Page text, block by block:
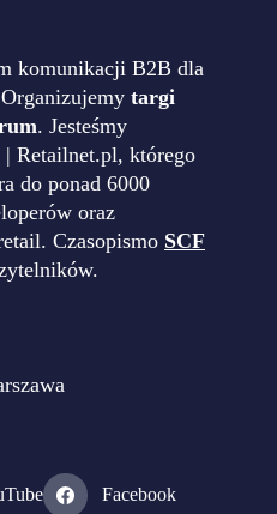
komunikacji B2B dla
targi
. Jesteśmy
Retailnet.pl, którego
do ponad 6000
oraz
Czasopismo SCF
Facebook